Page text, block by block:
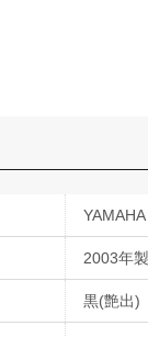
2003年製
黒(艶出)